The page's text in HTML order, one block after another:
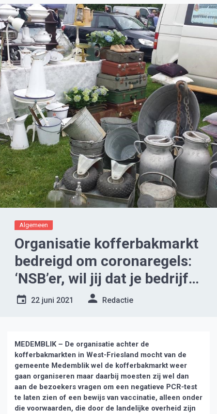
Algemeen
Organisatie kofferbakmarkt
bedreigd om coronaregels:
‘NSB’er, wil jij dat je bedrijf
nog blijft bestaan’.
22 juni 2021 Redactie
MEDEMBLIK – De organisatie achter de
kofferbakmarkten in West-Friesland mocht van de
gemeente Medemblik wel de kofferbakmarkt weer
gaan organiseren maar daarbij moesten zij wel dan
aan de bezoekers vragen om een negatieve PCR-test
te laten zien of een bewijs van vaccinatie, alleen onder
die voorwaarden, die door de landelijke overheid zijn